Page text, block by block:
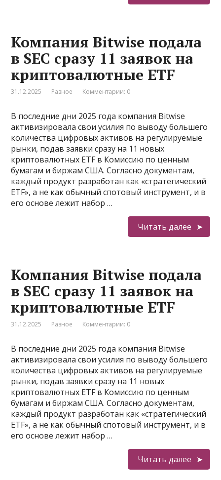
Компания Bitwise подала
в SEC сразу 11 заявок на
криптовалютные ETF
31.12.2025 Разное Комментарии: 0
В последние дни 2025 года компания Bitwise
активизировала свои усилия по выводу большего
количества цифровых активов на регулируемые
рынки, подав заявки сразу на 11 новых
криптовалютных ETF в Комиссию по ценным
бумагам и биржам США. Согласно документам,
каждый продукт разработан как «стратегический
ETF», а не как обычный спотовый инструмент, и в
его основе лежит набор …
Читать далее
Компания Bitwise подала
в SEC сразу 11 заявок на
криптовалютные ETF
31.12.2025 Разное Комментарии: 0
В последние дни 2025 года компания Bitwise
активизировала свои усилия по выводу большего
количества цифровых активов на регулируемые
рынки, подав заявки сразу на 11 новых
криптовалютных ETF в Комиссию по ценным
бумагам и биржам США. Согласно документам,
каждый продукт разработан как «стратегический
ETF», а не как обычный спотовый инструмент, и в
его основе лежит набор …
Читать далее